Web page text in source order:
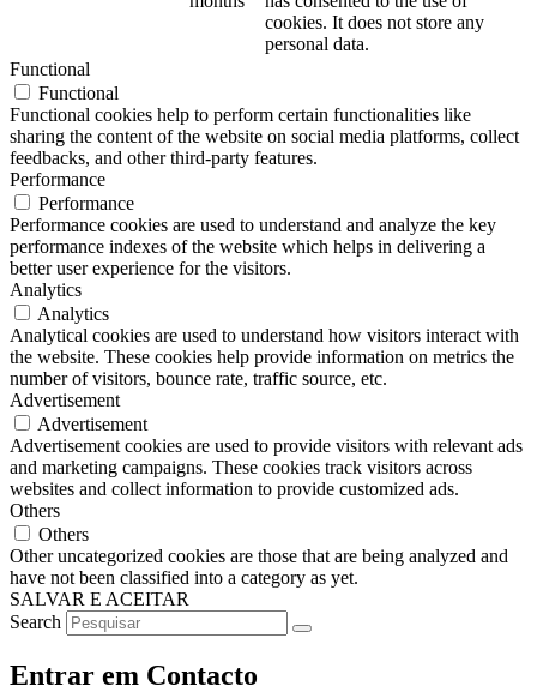
cookies. It does not store any
personal data.
Functional
Functional
Functional cookies help to perform certain functionalities like
sharing the content of the website on social media platforms, collect
feedbacks, and other third-party features.
Performance
Performance
Performance cookies are used to understand and analyze the key
performance indexes of the website which helps in delivering a
better user experience for the visitors.
Analytics
Analytics
Analytical cookies are used to understand how visitors interact with
the website. These cookies help provide information on metrics the
number of visitors, bounce rate, traffic source, etc.
Advertisement
Advertisement
Advertisement cookies are used to provide visitors with relevant ads
and marketing campaigns. These cookies track visitors across
websites and collect information to provide customized ads.
Others
Others
Other uncategorized cookies are those that are being analyzed and
have not been classified into a category as yet.
SALVAR E ACEITAR
Search
Entrar em Contacto